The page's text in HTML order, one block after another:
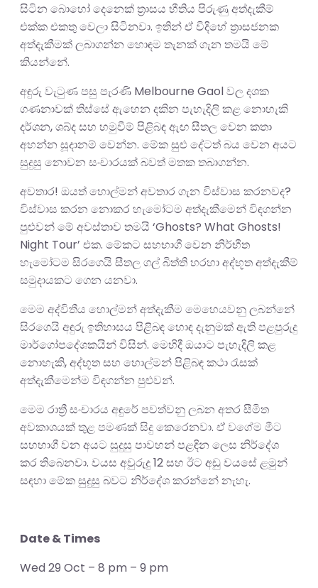
සිටින බොහෝ දෙනෙක් ත්‍රාසය භීතිය පිරුණු අත්දැකීම්
එක්ක එකතු වෙලා සිටිනවා. ඉතින් ඒ විදිහේ ත්‍රාසජනක
අත්දැකීමක් ලබාගන්න හොඳම තැනක් ගැන තමයි මේ
කියන්නේ.
අඳුරු වැටුණ පසු පැරණි Melbourne Gaol වල දශක
ගණනාවක් තිස්සේ ඇහෙන දකින පැහැදිලි කළ නොහැකි
දර්ශන, ශබ්ද සහ හමුවීම් පිළිබඳ ඇඟ සීතල වෙන කතා
අහන්න සූදානම් වෙන්න. මේක සුළු දේටත් බය වෙන අයට
සුදුසු නොවන සංචාරයක් බවත් මතක තබාගන්න.
අවතාර! ඔයත් හොල්මන් අවතාර ගැන විස්වාස කරනවද?
විස්වාස කරන නොකර හැමෝටම අත්දැකීමෙන් විඳගන්න
පුළුවන් මේ අවස්තාව තමයි ‘Ghosts? What Ghosts!
Night Tour’ එක. මේකට සහභාගී වෙන නිර්භීත
හැමෝටම සිරගෙයි සීතල ගල් බිත්ති හරහා අද්භූත අත්දැකීම්
සමුදායකට ගෙන යනවා.
මෙම අද්විතීය හොල්මන් අත්දැකීම මෙහෙයවනු ලබන්නේ
සිරගෙයි අඳුරු ඉතිහාසය පිළිබඳ හොඳ දැනුමක් ඇති පළපුරුදු
මාර්ගෝපදේශකයින් විසින්. මෙහිදී ඔයාට පැහැදිලි කළ
නොහැකි, අද්භූත සහ හොල්මන් පිළිබඳ කථා රැසක්
අත්දැකීමෙන්ම විඳගන්න පුළුවන්.
මෙම රාත්‍රී සංචාරය අඳුරේ පවත්වනු ලබන අතර සීමිත
අවකාශයක් තුළ පමණක් සිදු කෙරෙනවා. ඒ වගේම මීට
සහභාගී වන අයට සුදුසු පාවහන් පළඳින ලෙස නිර්දේශ
කර තිබෙනවා. වයස අවුරුදු 12 සහ ඊට අඩු වයසේ ළමුන්
සඳහා මේක සුදුසු බවට නිර්දේශ කරන්නේ නැහැ.
Date & Times
Wed 29 Oct – 8 pm – 9 pm